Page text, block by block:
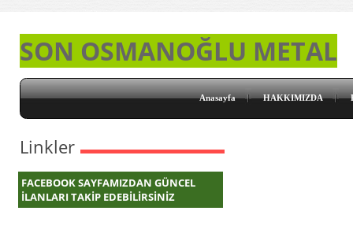
SON OSMANOĞLU METAL
Anasayfa HAKKIMIZDA
Linkler
FACEBOOK SAYFAMIZDAN GÜNCEL
İLANLARI TAKİP EDEBİLİRSİNİZ